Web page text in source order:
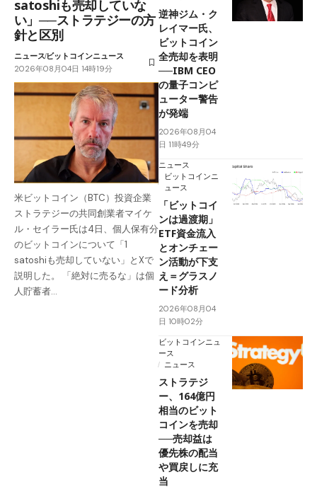
satoshiも売却していな
い」──ストラテジーの方
針と区別
ニュースビットコインニュース
2026年08月04日 14時19分
米ビットコイン（BTC）投資企業
ストラテジーの共同創業者マイケ
ル・セイラー氏は4日、個人保有分
のビットコインについて「1
satoshiも売却していない」とXで
説明した。 「絶対に売るな」は個
人貯蓄者…
逆神ジム・ク
レイマー氏、
ビットコイン
全売却を表明
──IBM CEO
の量子コンピ
ューター警告
が発端
2026年08月04
日 11時49分
ニュース
ビットコインニ
ュース
「ビットコイ
ンは過渡期」
ETF資金流入
とオンチェー
ン活動が下支
え＝グラスノ
ード分析
2026年08月04
日 10時02分
ビットコインニュ
ース
ニュース
ストラテジ
ー、164億円
相当のビット
コインを売却
──売却益は
優先株の配当
や買戻しに充
当